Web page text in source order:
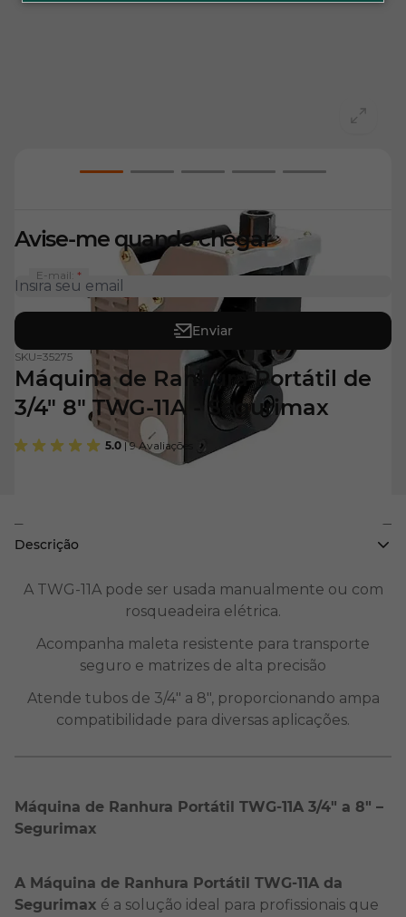
5.0 | 9 Avaliações
SKU=35275
Máquina de Ranhura Portátil de
3/4" 8" TWG-11A - Segurimax
Avise-me quando chegar
E-mail:
Enviar
Descrição
A TWG-11A pode ser usada manualmente ou com
rosqueadeira elétrica.
Acompanha maleta resistente para transporte
seguro e matrizes de alta precisão
Atende tubos de 3/4" a 8", proporcionando ampa
compatibilidade para diversas aplicações.
Máquina de Ranhura Portátil TWG-11A 3/4" a 8" –
Segurimax
A Máquina de Ranhura Portátil TWG-11A da
Segurimax é a solução ideal para profissionais que